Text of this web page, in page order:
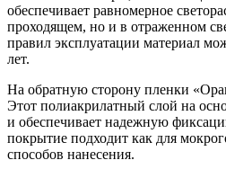
обеспечивает равномерное
проходящем, но и в отраженном
правил эксплуатации материал
лет.
На обратную сторону пленки
Этот полиакрилатный слой на
и обеспечивает надежную
покрытие подходит как для
способов нанесения.